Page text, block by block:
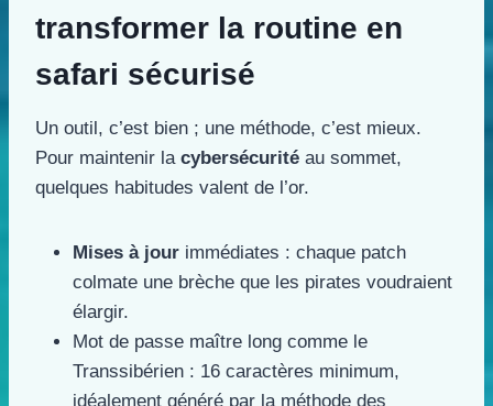
transformer la routine en
safari sécurisé
Un outil, c’est bien ; une méthode, c’est mieux.
Pour maintenir la cybersécurité au sommet,
quelques habitudes valent de l’or.
Mises à jour immédiates : chaque patch
colmate une brèche que les pirates voudraient
élargir.
Mot de passe maître long comme le
Transsibérien : 16 caractères minimum,
idéalement généré par la méthode des